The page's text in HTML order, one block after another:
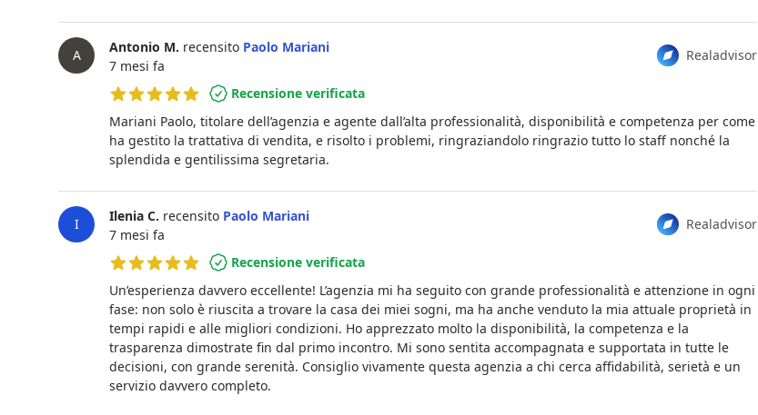
A Realadvisor
Antonio M. recensito Paolo Mariani
7 mesi fa
Recensione verificata
5 su 5 stelle
Mariani Paolo, titolare dell’agenzia e agente dall’alta professionalità, disponibilità e competenza per come
ha gestito la trattativa di vendita, e risolto i problemi, ringraziandolo ringrazio tutto lo staff nonché la
splendida e gentilissima segretaria.
I Realadvisor
Ilenia C. recensito Paolo Mariani
7 mesi fa
Recensione verificata
5 su 5 stelle
Un’esperienza davvero eccellente! L’agenzia mi ha seguito con grande professionalità e attenzione in ogni
fase: non solo è riuscita a trovare la casa dei miei sogni, ma ha anche venduto la mia attuale proprietà in
tempi rapidi e alle migliori condizioni. Ho apprezzato molto la disponibilità, la competenza e la
trasparenza dimostrate fin dal primo incontro. Mi sono sentita accompagnata e supportata in tutte le
decisioni, con grande serenità. Consiglio vivamente questa agenzia a chi cerca affidabilità, serietà e un
servizio davvero completo.